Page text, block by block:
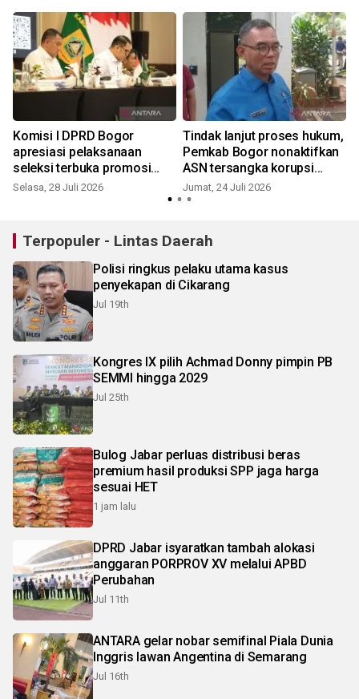
Komisi I DPRD Bogor
apresiasi pelaksanaan
seleksi terbuka promosi
jabatan ASN berbasis
Selasa, 28 Juli 2026
Tindak lanjut proses hukum,
Pemkab Bogor nonaktifkan
ASN tersangka korupsi
proyek RSUD Parung
Jumat, 24 Juli 2026
Terpopuler - Lintas Daerah
Polisi ringkus pelaku utama kasus
penyekapan di Cikarang
Jul 19th
Kongres IX pilih Achmad Donny pimpin PB
SEMMI hingga 2029
Jul 25th
Bulog Jabar perluas distribusi beras
premium hasil produksi SPP jaga harga
sesuai HET
1 jam lalu
DPRD Jabar isyaratkan tambah alokasi
anggaran PORPROV XV melalui APBD
Perubahan
Jul 11th
ANTARA gelar nobar semifinal Piala Dunia
Inggris lawan Angentina di Semarang
Jul 16th